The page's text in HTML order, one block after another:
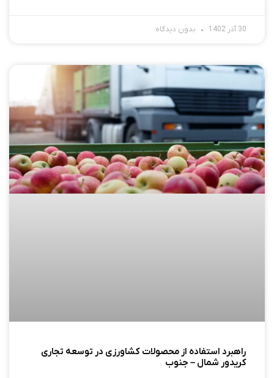
30 آذر 1402 بدون دیدگاه
راهبرد استفاده از محصولات کشاورزی در توسعه تجاری
کریدور شمال – جنوب